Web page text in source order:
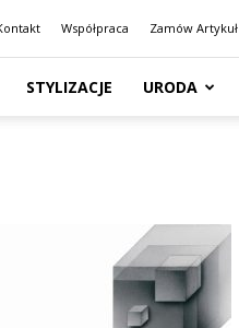
Współpraca Zamów Artykuł
STYLIZACJE URODA